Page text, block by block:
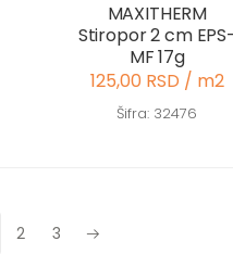
MAXITHERM
Stiropor 2 cm EPS-
MF 17g
125,00 RSD / m2
Šifra: 32476
2 3 Next